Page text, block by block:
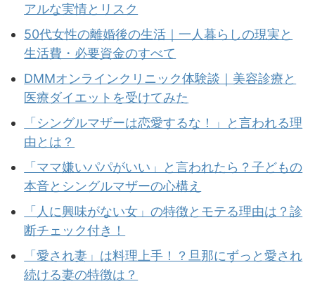
アルな実情とリスク
50代女性の離婚後の生活｜一人暮らしの現実と
生活費・必要資金のすべて
DMMオンラインクリニック体験談｜美容診療と
医療ダイエットを受けてみた
「シングルマザーは恋愛するな！」と言われる理
由とは？
「ママ嫌いパパがいい」と言われたら？子どもの
本音とシングルマザーの心構え
「人に興味がない女」の特徴とモテる理由は？診
断チェック付き！
「愛され妻」は料理上手！？旦那にずっと愛され
続ける妻の特徴は？